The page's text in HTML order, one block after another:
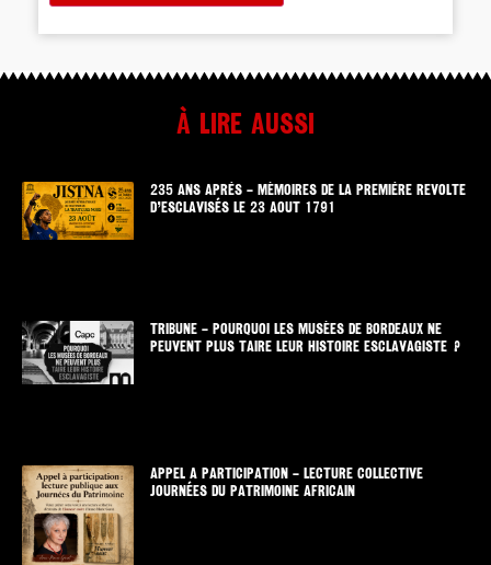
À lire aussi
235 ANS APRÈS – MÉMOIRES DE LA PREMIÈRE REVOLTE
D’ESCLAVISÉS LE 23 AOUT 1791
TRIBUNE – POURQUOI LES MUSÉES DE BORDEAUX NE
PEUVENT PLUS TAIRE LEUR HISTOIRE ESCLAVAGISTE ?
APPEL A PARTICIPATION – LECTURE COLLECTIVE
JOURNÉES DU PATRIMOINE AFRICAIN